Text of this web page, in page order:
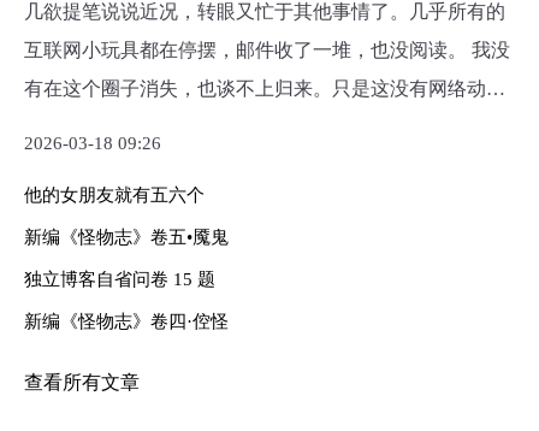
几欲提笔说说近况，转眼又忙于其他事情了。几乎所有的
互联网小玩具都在停摆，邮件收了一堆，也没阅读。 我没
有在这个圈子消失，也谈不上归来。只是这没有网络动态
2026-03-18 09:26
他的女朋友就有五六个
新编《怪物志》卷五•魇鬼
独立博客自省问卷 15 题
新编《怪物志》卷四·倥怪
查看所有文章